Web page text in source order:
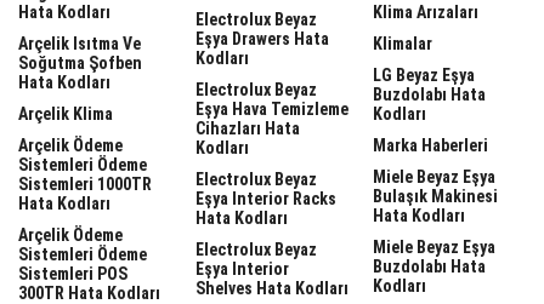
Hata Kodları
Arçelik Isıtma Ve
Soğutma Şofben
Hata Kodları
Arçelik Klima
Arçelik Ödeme
Sistemleri Ödeme
Sistemleri 1000TR
Hata Kodları
Arçelik Ödeme
Sistemleri Ödeme
Sistemleri POS
300TR Hata Kodları
Electrolux Beyaz
Eşya Drawers Hata
Kodları
Electrolux Beyaz
Eşya Hava Temizleme
Cihazları Hata
Kodları
Electrolux Beyaz
Eşya Interior Racks
Hata Kodları
Electrolux Beyaz
Eşya Interior
Shelves Hata Kodları
Klima Arızaları
Klimalar
LG Beyaz Eşya
Buzdolabı Hata
Kodları
Marka Haberleri
Miele Beyaz Eşya
Bulaşık Makinesi
Hata Kodları
Miele Beyaz Eşya
Buzdolabı Hata
Kodları